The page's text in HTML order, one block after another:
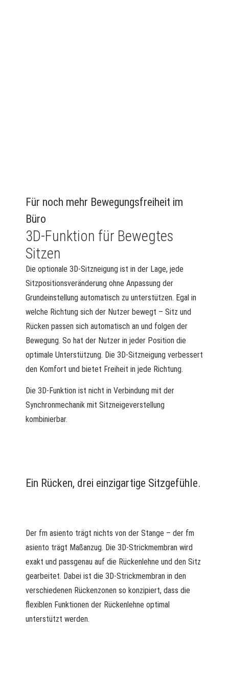
Für noch mehr Bewegungsfreiheit im
Büro
3D-Funktion für Bewegtes
Sitzen
Die optionale 3D-Sitzneigung ist in der Lage, jede
Sitzpositionsveränderung ohne Anpassung der
Grundeinstellung automatisch zu unterstützen. Egal in
welche Richtung sich der Nutzer bewegt – Sitz und
Rücken passen sich automatisch an und folgen der
Bewegung. So hat der Nutzer in jeder Position die
optimale Unterstützung. Die 3D-Sitzneigung verbessert
den Komfort und bietet Freiheit in jede Richtung.
Die 3D-Funktion ist nicht in Verbindung mit der
Synchronmechanik mit Sitzneigeverstellung
kombinierbar.
Ein Rücken, drei einzigartige Sitzgefühle.
Der fm asiento trägt nichts von der Stange – der fm
asiento trägt Maßanzug. Die 3D-Strickmembran wird
exakt und passgenau auf die Rückenlehne und den Sitz
gearbeitet. Dabei ist die 3D-Strickmembran in den
verschiedenen Rückenzonen so konzipiert, dass die
flexiblen Funktionen der Rückenlehne optimal
unterstützt werden.